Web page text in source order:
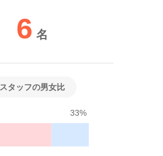
6 名
スタッフの男女比
33%